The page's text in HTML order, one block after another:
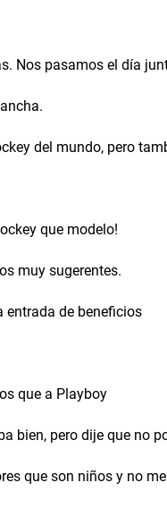
Nos pasamos el día
del mundo, pero
que modelo!
muy sugerentes.
entrada de beneficios
que a Playboy
bien, pero dije que no
que son niños y no